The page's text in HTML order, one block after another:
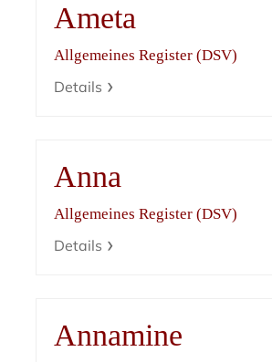
Ameta
Allgemeines Register (DSV)
Details
Anna
Allgemeines Register (DSV)
Details
Annamine